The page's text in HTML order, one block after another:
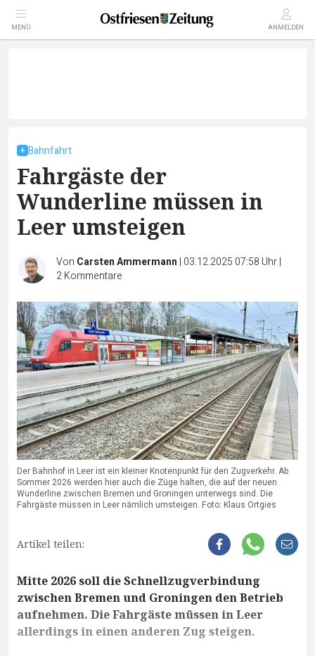
MENÜ ANMELDEN
Bahnfahrt
Fahrgäste der
Wunderline müssen in
Leer umsteigen
Von Carsten Ammermann | 03.12.2025 07:58 Uhr|
2Kommentare
Der Bahnhof in Leer ist ein kleiner Knotenpunkt für den Zugverkehr. Ab
Sommer 2026 werden hier auch die Züge halten, die auf der neuen
Wunderline zwischen Bremen und Groningen unterwegs sind. Die
Fahrgäste müssen in Leer nämlich umsteigen. Foto: Klaus Ortgies
Artikel teilen:
Mitte 2026 soll die Schnellzugverbindung
zwischen Bremen und Groningen den Betrieb
aufnehmen. Die Fahrgäste müssen in Leer
allerdings in einen anderen Zug steigen.